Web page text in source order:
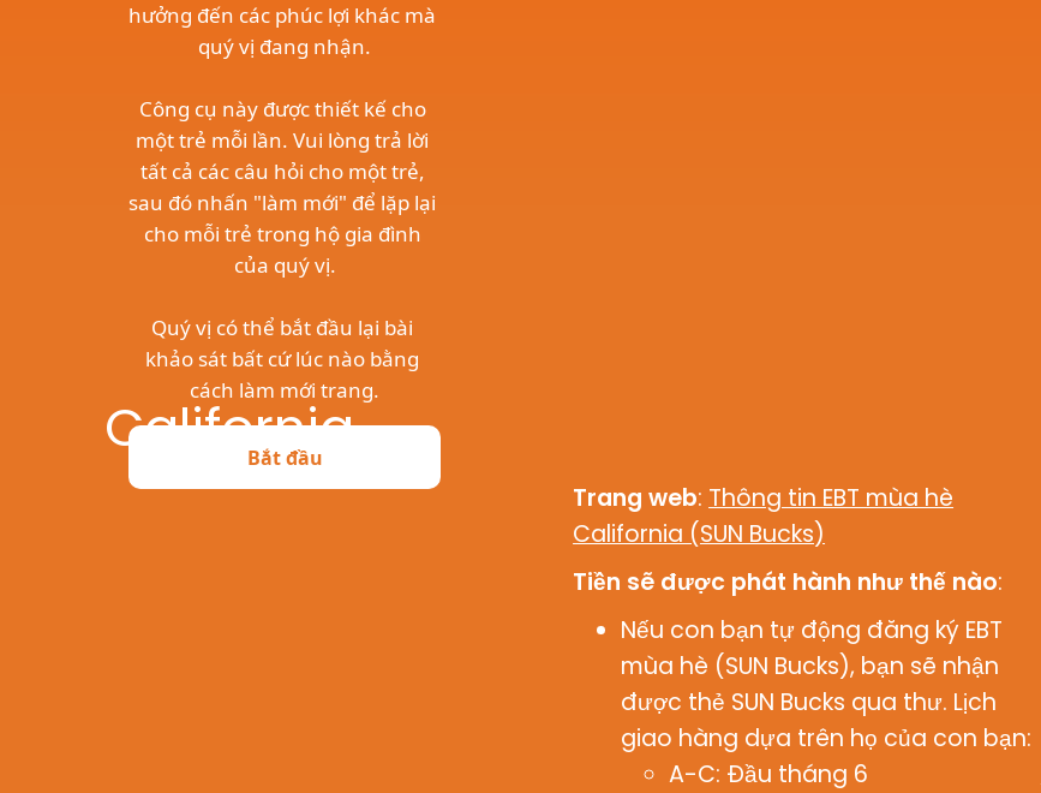
California
Trang web: Thông tin EBT mùa hè
California (SUN Bucks)
Tiền sẽ được phát hành như thế nào:
Nếu con bạn tự động đăng ký EBT
mùa hè (SUN Bucks), bạn sẽ nhận
được thẻ SUN Bucks qua thư. Lịch
giao hàng dựa trên họ của con bạn:
A-C: Đầu tháng 6